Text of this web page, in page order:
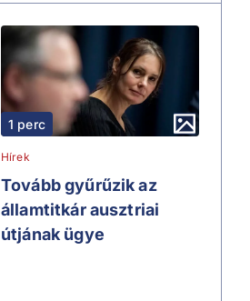
1 perc
Hírek
Tovább gyűrűzik az
államtitkár ausztriai
útjának ügye